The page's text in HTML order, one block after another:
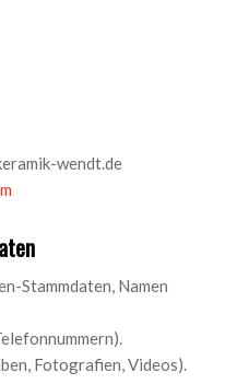
wendt.de
Stammdaten, Namen
Fotografien, Videos).